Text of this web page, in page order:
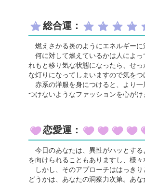
総合運：
燃えさかる炎のようにエネルギーに
何に対して燃えているかは人によっ
れもと移り気な状態になったら、せ
な灯りになってしまいますので気をつ
赤系の洋服を身につけると、より一
つけないようなファッションを心がけ
恋愛運：
今日のあなたは、異性がハッとする
を向けられることもありますし、様
しかし、そのアプローチははっきり
どうかは、あなたの洞察力次第。あ